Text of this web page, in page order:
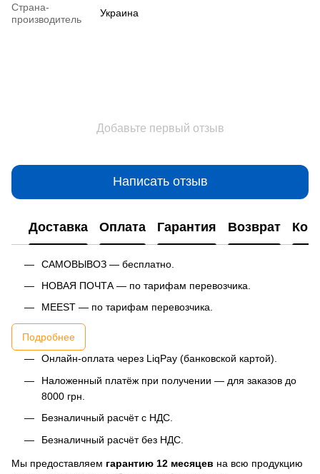
Страна-
производитель
Украина
Добавьте первый отзыв
Написать отзыв
Доставка Оплата Гарантия Возврат
САМОВЫВОЗ — бесплатно.
НОВАЯ ПОЧТА — по тарифам перевозчика.
MEEST — по тарифам перевозчика.
Подробнее
Онлайн-оплата через LiqPay (банковской картой).
Наложенный платёж при получении — для заказов до
8000 грн.
Безналичный расчёт с НДС.
Безналичный расчёт без НДС.
Мы предоставляем гарантию 12 месяцев на всю продукцию